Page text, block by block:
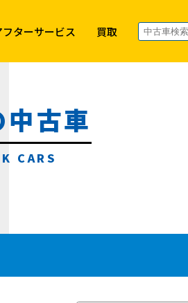
フターサービス 買取
古車